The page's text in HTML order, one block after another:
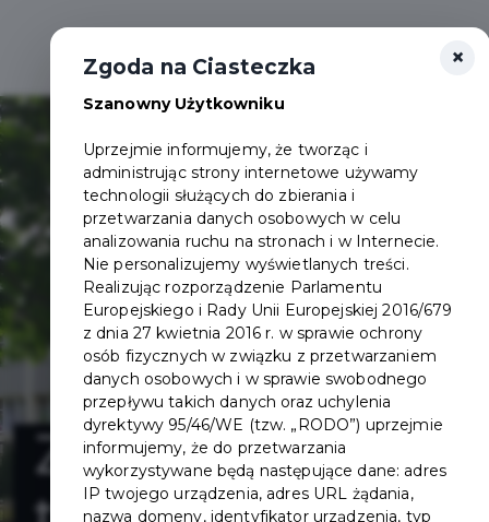
×
Zgoda na Ciasteczka
Szanowny Użytkowniku
Uprzejmie informujemy, że tworząc i
administrując strony internetowe używamy
technologii służących do zbierania i
przetwarzania danych osobowych w celu
analizowania ruchu na stronach i w Internecie.
Nie personalizujemy wyświetlanych treści.
Realizując rozporządzenie Parlamentu
Europejskiego i Rady Unii Europejskiej 2016/679
z dnia 27 kwietnia 2016 r. w sprawie ochrony
osób fizycznych w związku z przetwarzaniem
danych osobowych i w sprawie swobodnego
przepływu takich danych oraz uchylenia
dyrektywy 95/46/WE (tzw. „RODO”) uprzejmie
informujemy, że do przetwarzania
wykorzystywane będą następujące dane: adres
IP twojego urządzenia, adres URL żądania,
nazwa domeny, identyfikator urządzenia, typ